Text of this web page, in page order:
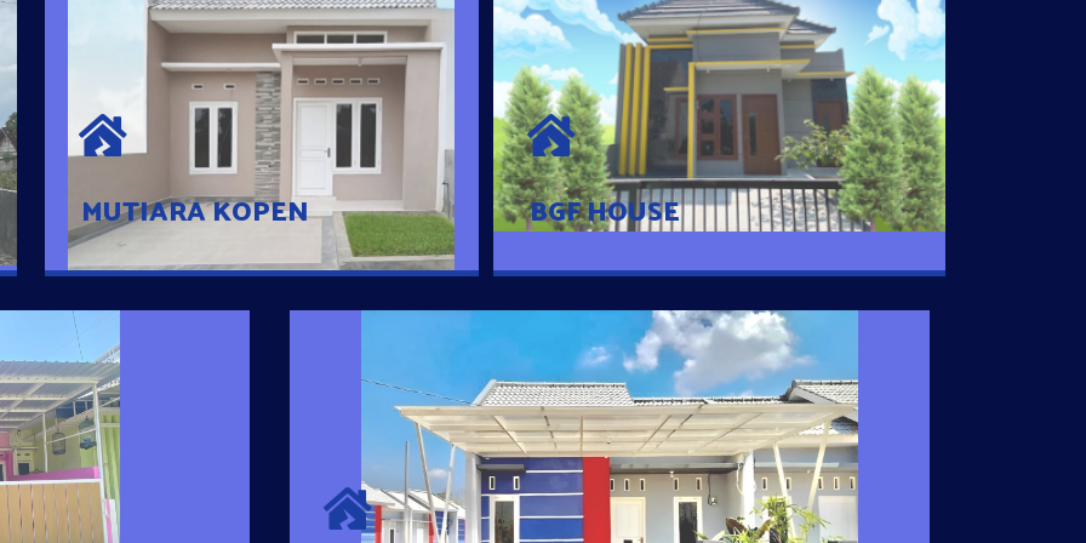
MUTIARA KOPEN
MUTIARA KOPEN
Hunian nyaman dengan suasana
pedesaan. 10 menit dari pusat kota, 2
menit dari Ring Road
BGF HOUSE
BGF HOUSE
Hunian Mewah Pusat Kota dengan fasilitas
Free Desain, Dapur, Parkir Mobil dengan 3
Kamar Tidur dan 2 Kamar Mandi.
Pintar
rumahnya dengan
SURYA MADANI SATU
Satu-satunya Hunian nyaman dengan harga subsidi hanya 100
jutaan dengan lokasi strategis di Tuban